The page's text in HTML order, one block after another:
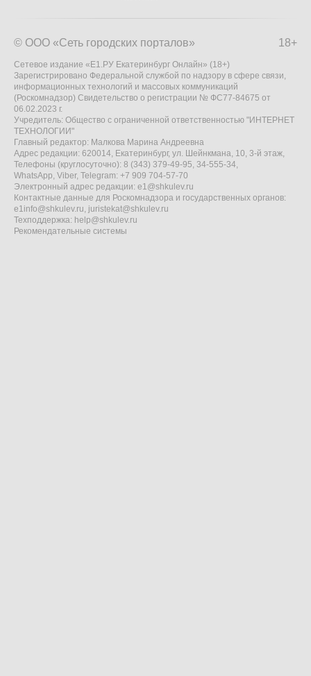
18+
© ООО «Сеть городских порталов»
Сетевое издание «Е1.РУ Екатеринбург Онлайн» (18+)
Зарегистрировано Федеральной службой по надзору в сфере связи,
информационных технологий и массовых коммуникаций
(Роскомнадзор) Свидетельство о регистрации № ФС77-84675 от
06.02.2023 г.
Учредитель: Общество с ограниченной ответственностью "ИНТЕРНЕТ
ТЕХНОЛОГИИ"
Главный редактор: Малкова Марина Андреевна
Адрес редакции: 620014, Екатеринбург, ул. Шейнкмана, 10, 3-й этаж,
Телефоны (круглосуточно): 8 (343) 379-49-95, 34-555-34,
WhatsApp, Viber, Telegram: +7 909 704-57-70
Электронный адрес редакции: e1@shkulev.ru
Контактные данные для Роскомнадзора и государственных органов:
e1info@shkulev.ru, juristekat@shkulev.ru
Техподдержка: help@shkulev.ru
Рекомендательные системы